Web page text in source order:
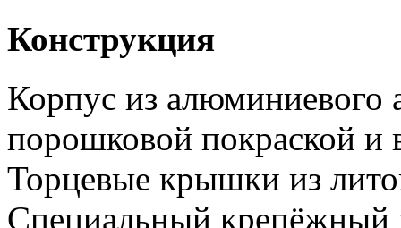
Конструкция
Корпус из алюминиевого
порошковой покраской и
Торцевые крышки из
Специальный крепёжный